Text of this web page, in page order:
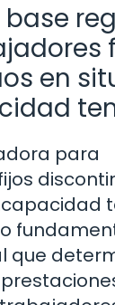
base
en
para
que